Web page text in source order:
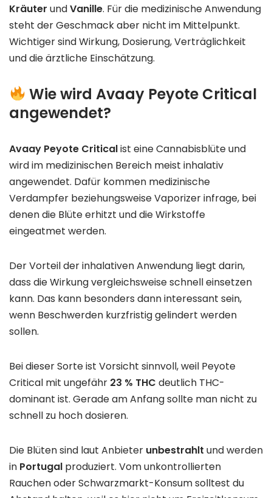
Kräuter undVanille. Für die medizinische Anwendung
steht der Geschmack aber nicht im Mittelpunkt.
Wichtiger sind Wirkung, Dosierung, Verträglichkeit
und die ärztliche Einschätzung.
Wie wird Avaay Peyote Critical
angewendet?
Avaay Peyote Criticalist eine Cannabisblüte und
wird im medizinischen Bereich meist inhalativ
angewendet. Dafür kommen medizinische
Verdampfer beziehungsweise Vaporizer infrage, bei
denen die Blüte erhitzt und die Wirkstoffe
eingeatmet werden.
Der Vorteil der inhalativen Anwendung liegt darin,
dass die Wirkung vergleichsweise schnell einsetzen
kann. Das kann besonders dann interessant sein,
wenn Beschwerden kurzfristig gelindert werden
sollen.
Bei dieser Sorte ist Vorsicht sinnvoll, weil Peyote
Critical mit ungefähr 23 % THC deutlich THC-
dominant ist. Gerade am Anfang sollte man nicht zu
schnell zu hoch dosieren.
Die Blüten sind laut Anbieter unbestrahlt und werden
in Portugal produziert. Vom unkontrollierten
Rauchen oder Schwarzmarkt-Konsum solltest du